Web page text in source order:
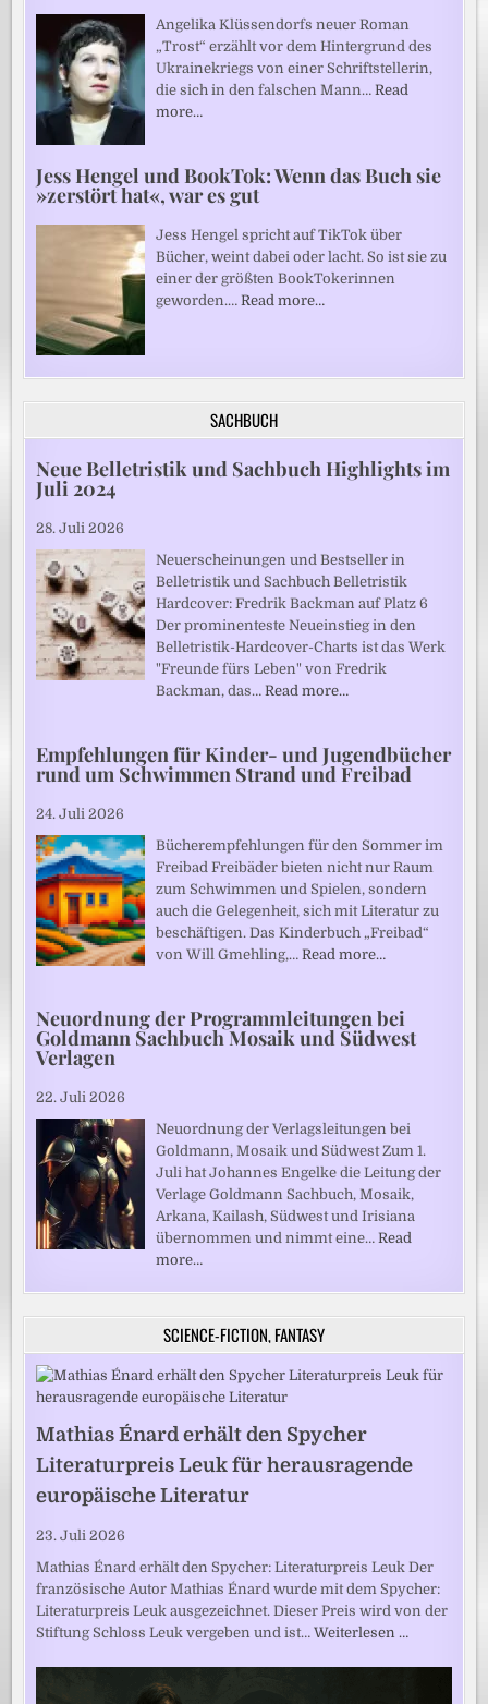
Angelika Klüssendorfs neuer Roman
„Trost“ erzählt vor dem Hintergrund des
Ukrainekriegs von einer Schriftstellerin,
die sich in den falschen Mann…Read
more…
Jess Hengel und BookTok: Wenn das Buch sie
»zerstört hat«, war es gut
Jess Hengel spricht auf TikTok über
Bücher, weint dabei oder lacht. So ist sie zu
einer der größten BookTokerinnen
geworden.…Read more…
SACHBUCH
Neue Belletristik und Sachbuch Highlights im
Juli 2024
28. Juli 2026
Neuerscheinungen und Bestseller in
Belletristik und Sachbuch Belletristik
Hardcover: Fredrik Backman auf Platz 6
Der prominenteste Neueinstieg in den
Belletristik-Hardcover-Charts ist das Werk
"Freunde fürs Leben" von Fredrik
Backman, das…Read more…
Empfehlungen für Kinder- und Jugendbücher
rund um Schwimmen Strand und Freibad
24. Juli 2026
Bücherempfehlungen für den Sommer im
Freibad Freibäder bieten nicht nur Raum
zum Schwimmen und Spielen, sondern
auch die Gelegenheit, sich mit Literatur zu
beschäftigen. Das Kinderbuch „Freibad“
von Will Gmehling,…Read more…
Neuordnung der Programmleitungen bei
Goldmann Sachbuch Mosaik und Südwest
Verlagen
22. Juli 2026
Neuordnung der Verlagsleitungen bei
Goldmann, Mosaik und Südwest Zum 1.
Juli hat Johannes Engelke die Leitung der
Verlage Goldmann Sachbuch, Mosaik,
Arkana, Kailash, Südwest und Irisiana
übernommen und nimmt eine…Read
more…
SCIENCE-FICTION, FANTASY
Mathias Énard erhält den Spycher
Literaturpreis Leuk für herausragende
europäische Literatur
23. Juli 2026
Mathias Énard erhält den Spycher: Literaturpreis Leuk Der
französische Autor Mathias Énard wurde mit dem Spycher:
Literaturpreis Leuk ausgezeichnet. Dieser Preis wird von der
Stiftung Schloss Leuk vergeben und ist…Weiterlesen …